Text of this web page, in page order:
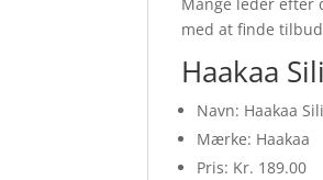
Mange leder efter
med at finde
Haakaa
Navn: Haakaa
Mærke: Haakaa
Pris: Kr. 189.00